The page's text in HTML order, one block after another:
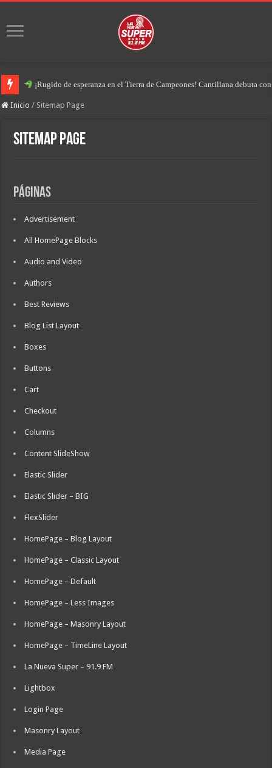
¡Rugido de esperanza en el Tierra de Campeones! Cantillana debuta
Inicio / Sitemap Page
Sitemap Page
Páginas
Advertisement
All HomePage Blocks
Audio and Video
Authors
Best Reviews
Blog List Layout
Boxes
Buttons
Cart
Checkout
Columns
Content SlideShow
Elastic Slider
Elastic Slider – BIG
FlexSlider
HomePage – Blog Layout
HomePage – Classic Layout
HomePage – Default
HomePage – Less Images
HomePage – Masonry Layout
HomePage – TimeLine Layout
La Nueva Super – 91.9 FM
Lightbox
Login Page
Masonry Layout
Media Page